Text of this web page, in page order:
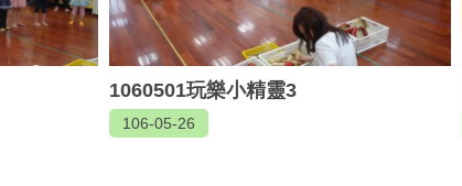
1060501玩樂小精靈3
106-05-26